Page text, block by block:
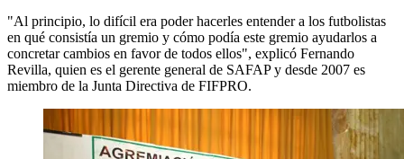
"Al principio, lo difícil era poder hacerles entender a los futbolistas
en qué consistía un gremio y cómo podía este gremio ayudarlos a
concretar cambios en favor de todos ellos", explicó Fernando
Revilla, quien es el gerente general de SAFAP y desde 2007 es
miembro de la Junta Directiva de FIFPRO.